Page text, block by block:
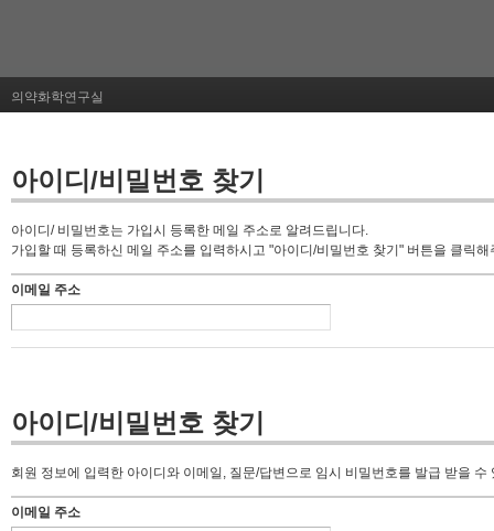
의약화학연구실
아이디/비밀번호 찾기
아이디/ 비밀번호는 가입시 등록한 메일 주소로 알려드립니다.
가입할 때 등록하신 메일 주소를 입력하시고 "아이디/비밀번호 찾기" 버튼을 클릭해
이메일 주소
아이디/비밀번호 찾기
회원 정보에 입력한 아이디와 이메일, 질문/답변으로 임시 비밀번호를 발급 받을 수
이메일 주소